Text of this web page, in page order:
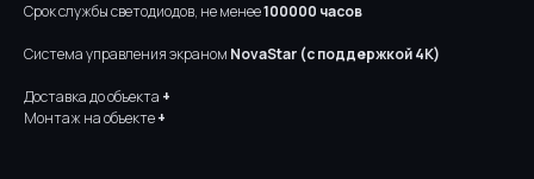
Срок службы светодиодов, не менее100000 часов
Система управления экраном NovaStar (с поддержкой 4К)
Доставка до объекта +
Монтаж на объекте+